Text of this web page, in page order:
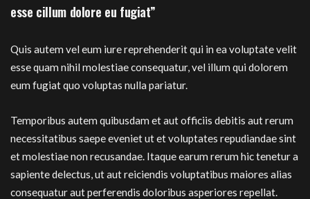
esse cillum dolore eu fugiat”
Quis autem vel eum iure reprehenderit qui in ea voluptate velit
esse quam nihil molestiae consequatur, vel illum qui dolorem
eum fugiat quo voluptas nulla pariatur.
Temporibus autem quibusdam et aut officiis debitis aut rerum
necessitatibus saepe eveniet ut et voluptates repudiandae sint
et molestiae non recusandae. Itaque earum rerum hic tenetur a
sapiente delectus, ut aut reiciendis voluptatibus maiores alias
consequatur aut perferendis doloribus asperiores repellat.